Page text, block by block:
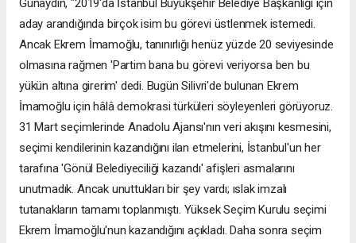
Günaydın, "2019'da İstanbul Büyükşehir Belediye Başkanlığı için
aday arandığında birçok isim bu görevi üstlenmek istemedi.
Ancak Ekrem İmamoğlu, tanınırlığı henüz yüzde 20 seviyesinde
olmasına rağmen 'Partim bana bu görevi veriyorsa ben bu
yükün altına girerim' dedi. Bugün Silivri'de bulunan Ekrem
İmamoğlu için hâlâ demokrasi türküleri söyleyenleri görüyoruz.
31 Mart seçimlerinde Anadolu Ajansı'nın veri akışını kesmesini,
seçimi kendilerinin kazandığını ilan etmelerini, İstanbul'un her
tarafına 'Gönül Belediyeciliği kazandı' afişleri asmalarını
unutmadık. Ancak unuttukları bir şey vardı; ıslak imzalı
tutanakların tamamı toplanmıştı. Yüksek Seçim Kurulu seçimi
Ekrem İmamoğlu'nun kazandığını açıkladı. Daha sonra seçim